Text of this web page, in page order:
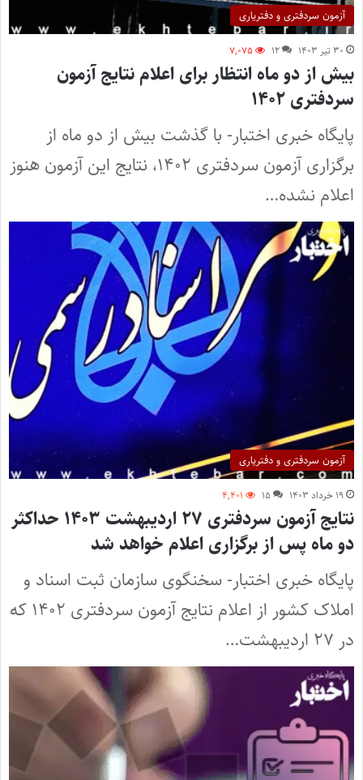
آزمون سردفتری و دفتریاری
۳۰ تیر ۱۴۰۳ ۱۲ ۷,۰۷۵
بیش از دو ماه انتظار برای اعلام نتایج آزمون
سردفتری ۱۴۰۲
پایگاه خبری اختبار- با گذشت بیش از دو ماه از
برگزاری آزمون سردفتری ۱۴۰۲، نتایج این آزمون هنوز
اعلام نشده…
آزمون سردفتری و دفتریاری
۱۹ خرداد ۱۴۰۳ ۱۵ ۴,۴۰۱
نتایج آزمون سردفتری ۲۷ اردیبهشت ۱۴۰۳ حداکثر
دو ماه پس از برگزاری اعلام خواهد شد
پایگاه خبری اختبار- سخنگوی سازمان ثبت اسناد و
املاک کشور از اعلام نتایج آزمون سردفتری ۱۴۰۲ که
در ۲۷ اردیبهشت…